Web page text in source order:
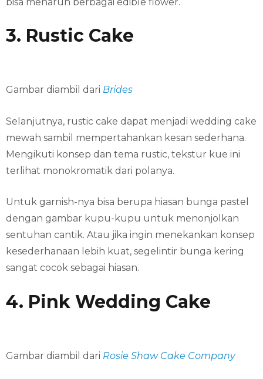
3. Rustic Cake
Gambar diambil dari Brides
Selanjutnya, rustic cake dapat menjadi wedding cake
mewah sambil mempertahankan kesan sederhana.
Mengikuti konsep dan tema rustic, tekstur kue ini
terlihat monokromatik dari polanya.
Untuk garnish-nya bisa berupa hiasan bunga pastel
dengan gambar kupu-kupu untuk menonjolkan
sentuhan cantik. Atau jika ingin menekankan konsep
kesederhanaan lebih kuat, segelintir bunga kering
sangat cocok sebagai hiasan.
4. Pink Wedding Cake
Gambar diambil dari Rosie Shaw Cake Company